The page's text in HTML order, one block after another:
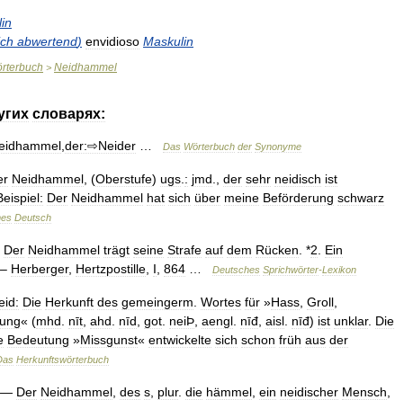
abwertend) envidioso Maskulin
> Neidhammel
словарях:
der:⇨Neider Das Wörterbuch der Synonyme
Neidhammel , (Oberstufe) ugs : jmd der sehr neidisch ist
Der Neidhammel hat sich über meine Beförderung schwarz
Deutsch
Der Neidhammel trägt seine Strafe auf dem Rücken . *2
Ein
. – Herberger, Hertzpostille I 864 Deutsches Sprichwörter-Lexikon
Die Herkunft des gemeingerm Wortes für »Hass Groll
« (mhd nīt ahd nīd got neiÞ aengl nīđ aisl nīđ) ist unklar. Die
Bedeutung »Missgunst« entwickelte sich schon früh aus der
Herkunftswörterbuch
Der Neidhammel des s plur. die hämmel ein neidischer Mensch